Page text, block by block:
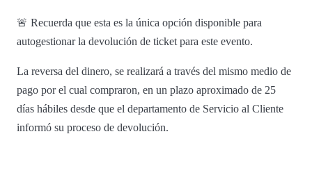
🚨 Recuerda que esta es la única opción disponible para
autogestionar la devolución de ticket para este evento.
La reversa del dinero, se realizará a través del mismo medio de
pago por el cual compraron, en un plazo aproximado de 25
días hábiles desde que el departamento de Servicio al Cliente
informó su proceso de devolución.